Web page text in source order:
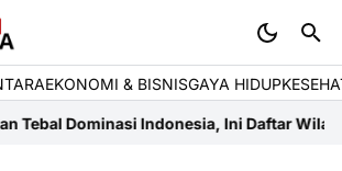
EKONOMI & BISNISGAYA HIDUP
Dominasi Indonesia, Ini Daftar Wilayah